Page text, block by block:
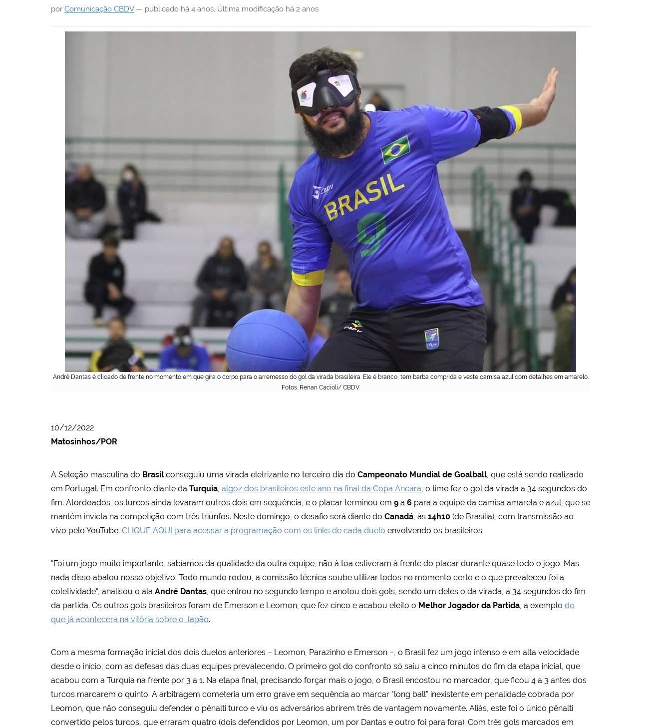
André Dantas é clicado de frente no momento em que gira o corpo para o arremesso do gol da virada brasileira. Ele é branco, tem barba comprida e veste camisa azul com detalhes em amarelo.
Fotos: Renan Cacioli/ CBDV.
por Comunicação CBDV— publicado há 4 anos, Última modificação há 2 anos
10/12/2022
Matosinhos/POR
A Seleção masculina do Brasil conseguiu uma virada eletrizante no terceiro dia do Campeonato Mundial de Goalball, que está sendo realizado
em Portugal. Em confronto diante da Turquia, algoz dos brasileiros este ano na final da Copa Ancara, o time fez o gol da virada a 34 segundos do
fim. Atordoados, os turcos ainda levaram outros dois em sequência, e o placar terminou em 9 a 6 para a equipe da camisa amarela e azul, que se
mantém invicta na competição com três triunfos. Neste domingo, o desafio será diante do Canadá, às 14h10 (de Brasília), com transmissão ao
vivo pelo YouTube. CLIQUE AQUI para acessar a programação com os links de cada duelo envolvendo os brasileiros.
"Foi um jogo muito importante, sabíamos da qualidade da outra equipe, não à toa estiveram à frente do placar durante quase todo o jogo. Mas
nada disso abalou nosso objetivo. Todo mundo rodou, a comissão técnica soube utilizar todos no momento certo e o que prevaleceu foi a
coletividade", analisou o ala André Dantas, que entrou no segundo tempo e anotou dois gols, sendo um deles o da virada, a 34 segundos do fim
da partida. Os outros gols brasileiros foram de Emerson e Leomon, que fez cinco e acabou eleito o Melhor Jogador da Partida, a exemplo do
que já acontecera na vitória sobre o Japão.
Com a mesma formação inicial dos dois duelos anteriores – Leomon, Parazinho e Emerson –, o Brasil fez um jogo intenso e em alta velocidade
desde o início, com as defesas das duas equipes prevalecendo. O primeiro gol do confronto só saiu a cinco minutos do fim da etapa inicial, que
acabou com a Turquia na frente por 3 a 1. Na etapa final, precisando forçar mais o jogo, o Brasil encostou no marcador, que ficou 4 a 3 antes dos
turcos marcarem o quinto. A arbitragem cometeria um erro grave em sequência ao marcar "long ball" inexistente em penalidade cobrada por
Leomon, que não conseguiu defender o pênalti turco e viu os adversários abrirem três de vantagem novamente. Aliás, este foi o único pênalti
convertido pelos turcos, que erraram quatro (dois defendidos por Leomon, um por Dantas e outro foi para fora). Com três gols marcados em